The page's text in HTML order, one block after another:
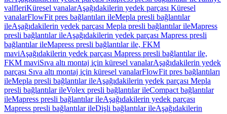
valfleriKüresel vanalarAşağıdakilerin yedek parçası Küresel
vanalarFlowFit pres bağlantıları ileMepla presli bağlantılar
ileAşağıdakilerin yedek parçası Mepla presli bağlantılar ileMapress
presli bağlantılar ileAşağıdakilerin yedek parçası Mapress presli
bağlantılar ileMapress presli bağlantılar ile, FKM
maviAşağıdakilerin yedek parçası Mapress presli bağlantılar ile,
FKM maviSıva altı montaj için küresel vanalarAşağıdakilerin yedek
parçası Sıva altı montaj için küresel vanalarFlowFit pres bağlantıları
ileMepla presli bağlantılar ileAşağıdakilerin yedek parçası Mepla
presli bağlantılar ileVolex presli bağlantılar ileCompact bağlantılar
ileMapress presli bağlantılar ileAşağıdakilerin yedek parçası
Mapress presli bağlantılar ileDişli bağlantılar ileAşağıdakilerin